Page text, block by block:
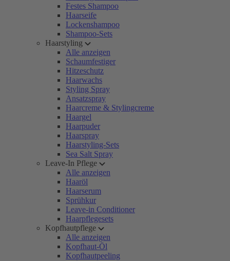
Festes Shampoo
Haarseife
Lockenshampoo
Shampoo-Sets
Haarstyling
Alle anzeigen
Schaumfestiger
Hitzeschutz
Haarwachs
Styling Spray
Ansatzspray
Haarcreme & Stylingcreme
Haargel
Haarpuder
Haarspray
Haarstyling-Sets
Sea Salt Spray
Leave-In Pflege
Alle anzeigen
Haaröl
Haarserum
Sprühkur
Leave-in Conditioner
Haarpflegesets
Kopfhautpflege
Alle anzeigen
Kopfhaut-Öl
Kopfhautpeeling